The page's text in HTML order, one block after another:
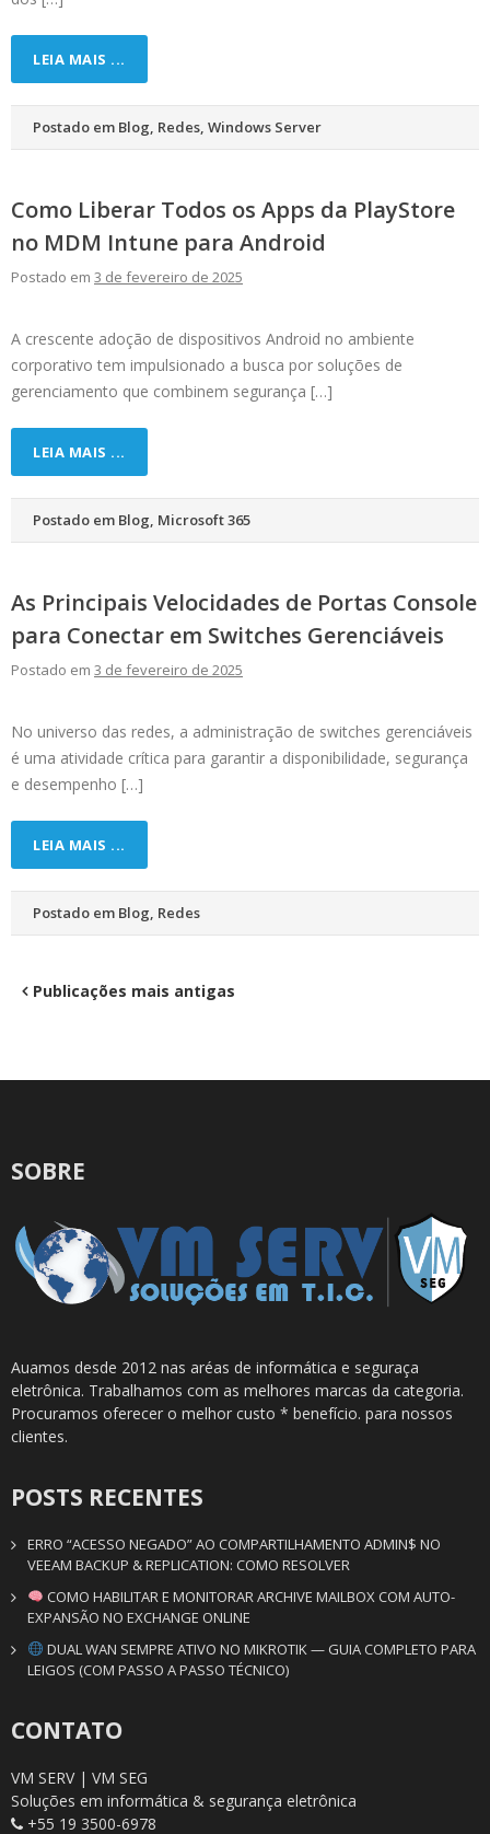
LEIA MAIS ...
Postado em Blog, Redes, Windows Server
Como Liberar Todos os Apps da PlayStore
no MDM Intune para Android
Postado em 3 de fevereiro de 2025
A crescente adoção de dispositivos Android no ambiente
corporativo tem impulsionado a busca por soluções de
gerenciamento que combinem segurança […]
LEIA MAIS ...
Postado em Blog, Microsoft 365
As Principais Velocidades de Portas Console
para Conectar em Switches Gerenciáveis
Postado em 3 de fevereiro de 2025
No universo das redes, a administração de switches gerenciáveis
é uma atividade crítica para garantir a disponibilidade, segurança
e desempenho […]
LEIA MAIS ...
Postado em Blog, Redes
Navegação
Publicações mais antigas
SOBRE
Auamos desde 2012 nas aréas de informática e seguraça
eletrônica. Trabalhamos com as melhores marcas da categoria.
Procuramos oferecer o melhor custo * benefício. para nossos
clientes.
POSTS RECENTES
ERRO “ACESSO NEGADO” AO COMPARTILHAMENTO ADMIN$ NO
VEEAM BACKUP & REPLICATION: COMO RESOLVER
COMO HABILITAR E MONITORAR ARCHIVE MAILBOX COM AUTO-
EXPANSÃO NO EXCHANGE ONLINE
DUAL WAN SEMPRE ATIVO NO MIKROTIK — GUIA COMPLETO PARA
LEIGOS (COM PASSO A PASSO TÉCNICO)
CONTATO
VM SERV | VM SEG
Soluções em informática & segurança eletrônica
+55 19 3500-6978